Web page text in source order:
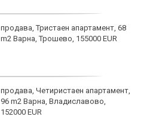
продава, Тристаен апартамент, 68
m2 Варна, Трошево, 155000 EUR
продава, Четиристаен апартамент,
96 m2 Варна, Владиславово,
152000 EUR